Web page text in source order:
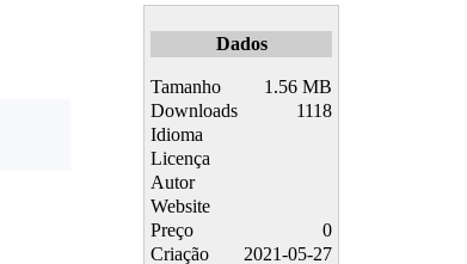
Dados
Tamanho
1.56 MB
Downloads
1118
Idioma
Licença
Autor
Website
Preço
0
Criação
2021-05-27